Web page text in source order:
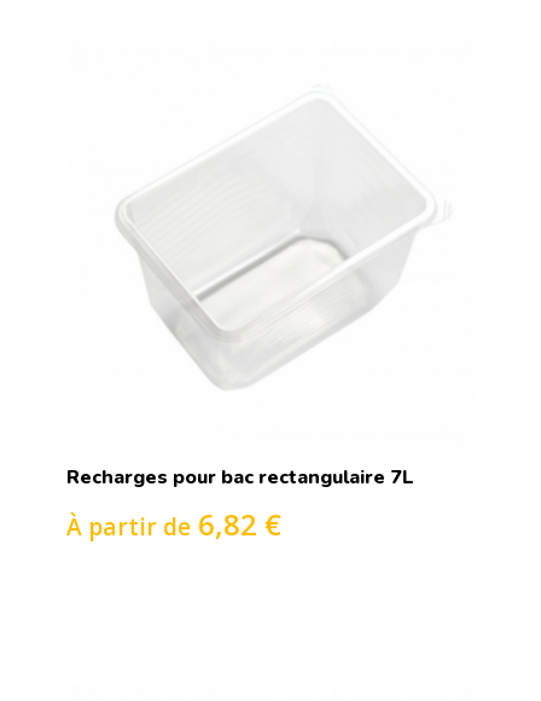
Recharges pour bac rectangulaire 7L
À partir de6,82 €